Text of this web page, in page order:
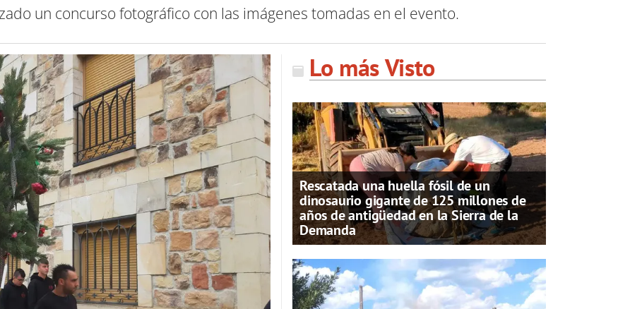
un concurso fotográfico con las imágenes tomadas en el evento.
Lo más Visto
Rescatada una huella fósil de un
dinosaurio gigante de 125 millones de
años de antigüedad en la Sierra de la
Demanda